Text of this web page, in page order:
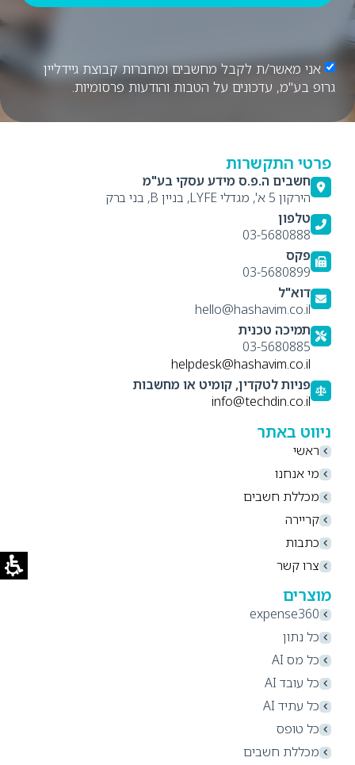
אני מאשר/ת לקבל מחשבים ומחברות קבוצת גיידליין
גרופ בע"מ, עדכונים על הטבות והודעות פרסומיות.
ניווט באתר
ראשי
מי אנחנו
מכללת חשבים
קריירה
כתבות
צרו קשר
מוצרים
expense360
כל נתון
כל מס AI
כל עובד AI
כל עתיד AI
כל טופס
מכללת חשבים
פרטי התקשרות
חשבים ה.פ.ס מידע עסקי בע"מ
הירקון 5 א', מגדלי LYFE, בניין B, בני ברק
טלפון
03-5680888
פקס
03-5680899
דוא"ל
hello@hashavim.co.il
תמיכה טכנית
03-5680885
helpdesk@hashavim.co.il
פניות לטקדין, קומיט או מחשבות
info@techdin.co.il